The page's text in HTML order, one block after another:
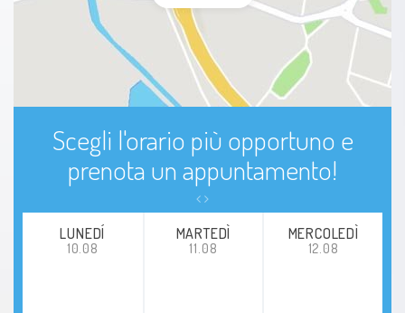
Scegli l'orario più opportuno e
prenota un appuntamento!
LUNEDÍ
10.08
MARTEDÌ
11.08
MERCOLEDÌ
12.08